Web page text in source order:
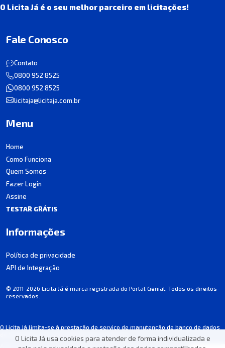
O Licita Já usa cookies para atender de forma individualizada e
O Licita Já é o seu melhor parceiro em licitações!
O Licita Já limita-se à prestação de serviço de manutenção de banco de dados
de licitações, não participando dos processos.
Algumas informações podem apresentar incorreções involuntárias. Consulte
Fale Conosco
Contato
0800 952 8525
0800 952 8525
licitaja@licitaja.com.br
Menu
Home
Como Funciona
Quem Somos
Fazer Login
Assine
TESTAR GRÁTIS
Informações
Política de privacidade
API de Integração
© 2011-2026 Licita Já é marca registrada do Portal Genial. Todos os direitos
reservados.